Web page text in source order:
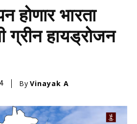
होणार भारता
ग्रीन हायड्रोजन
By Vinayak A